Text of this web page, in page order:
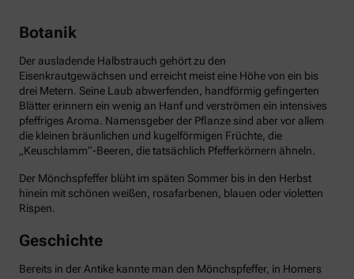
Botanik
Der ausladende Halbstrauch gehört zu den
Eisenkrautgewächsen und erreicht meist eine Höhe von ein bis
drei Metern. Seine Laub abwerfenden, handförmig gefingerten
Blätter erinnern ein wenig an Hanf und verströmen ein intensives
pfeffriges Aroma. Namensgeber der Pflanze sind aber vor allem
die kleinen bräunlichen und kugelförmigen Früchte, die
„Keuschlamm“-Beeren, die tatsächlich Pfefferkörnern ähneln.
Der Mönchspfeffer blüht im späten Sommer bis in den Herbst
hinein mit schönen weißen, rosafarbenen, blauen oder violetten
Rispen.
Geschichte
Bereits in der Antike kannte man den Mönchspfeffer, in Homers